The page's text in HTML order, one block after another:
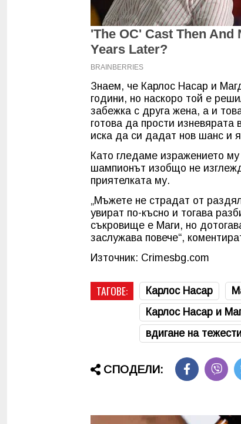
Знаем, че Карлос Насар и
години, но наскоро той е
забежка с друга жена, а и
готова да прости
иска да си дадат нов шанс и
Като гледаме изражението
шампионът изобщо не
приятелката му.
„Мъжете не страдат от
увират по-късно и тогава
съкровище е Маги, но
заслужава повече“,
Източник: Crimesbg.com
ТАГОВЕ: Карлос Насар
Карлос Насар и
вдигане на
СПОДЕЛИ: